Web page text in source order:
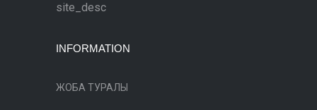
site_desc
INFORMATION
ЖОБА ТУРАЛЫ